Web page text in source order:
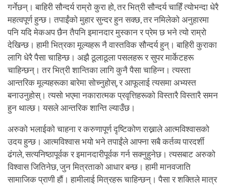
गर्नेछन्। बाहिरी सौन्दर्य राम्रो कुरा हो, तर भित्री सौन्दर्य चाहिँ त्योभन्दा धेरै
महत्वपूर्ण हुन्छ। तपाईंको मुहार सुन्दर हुन सक्छ, तर नमिलेको अनुहारमा
पनि यदि मेकअप छैन तैपनि इमानदार मुस्कान र प्रेम छ भने त्यो राम्रो
देखिन्छ। हामी भित्रका मूल्यहरू नै वास्तविक सौन्दर्य हुन्। बाहिरी कुराका
लागि धेरै पैसा चाहिन्छ। अझै ठूलाठूला पसलहरू र सुपर मार्केटहरू
चाहिन्छन्। तर भित्री शान्तिका लागि कुनै पैसा चाहिन्न। त्यस्ता
आन्तरिक मूल्यहरूका बारेमा सोच्नुहोस्, र आफूलाई त्यसमा अभ्यस्त
बनाउनुहोस्। त्यसो भएमा नकारात्मक प्रवृत्तिहरूको विस्तारै विस्तारै समन
हुन थाल्छ। यसले आन्तरिक शान्ति ल्याउँछ।
अरुको भलाईको चाहना र करुणापूर्ण दृष्टिकोण राख्नाले आत्मविश्वासको
उदय हुन्छ। आत्मविश्वास भयो भने तपाईंले आफ्ना सबै कर्तव्य पारदर्शी
ढंगले, सत्यनिष्ठापूर्वक र इमानदारीपूर्वक गर्न सक्नुहुनेछ। त्यसबाट अरुको
विश्वास जितिनेछ, जुन मित्रताको आधार बन्छ। हामी मानवजाति
सामाजिक प्राणी हौं। हामीलाई मित्रहरू चाहिन्छन्। पैसा र शक्तिले मात्र